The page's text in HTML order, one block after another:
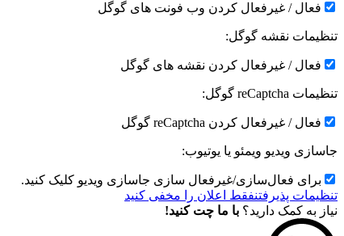
فعال / غیرفعال کردن وب فونت های گوگل
تنظیمات نقشه گوگل:
فعال / غیرفعال کردن نقشه های گوگل
تنظیمات reCaptcha گوگل:
فعال / غیرفعال کردن reCaptcha گوگل
جاسازی ویدیو ویمئو یا یوتیوب:
برای فعال‌سازی/غیرفعال سازی جاسازی ویدیو کلیک کنید.
تنظیمات پذیرفتنفقط اعلان را مخفی کنید
نیاز به کمک دارید؟ با ما چت کنید!